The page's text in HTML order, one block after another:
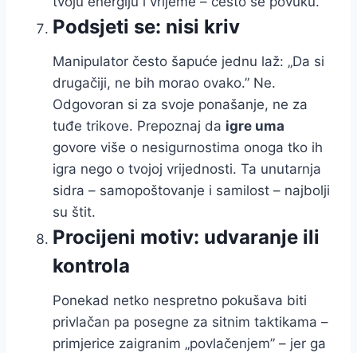
Podsjeti se: nisi kriv
Manipulator često šapuće jednu laž: „Da si
drugačiji, ne bih morao ovako.” Ne.
Odgovoran si za svoje ponašanje, ne za
tuđe trikove. Prepoznaj da igre uma
govore više o nesigurnostima onoga tko ih
igra nego o tvojoj vrijednosti. Ta unutarnja
sidra – samopoštovanje i samilost – najbolji
su štit.
Procijeni motiv: udvaranje ili
kontrola
Ponekad netko nespretno pokušava biti
privlačan pa posegne za sitnim taktikama –
primjerice zaigranim „povlačenjem” – jer ga